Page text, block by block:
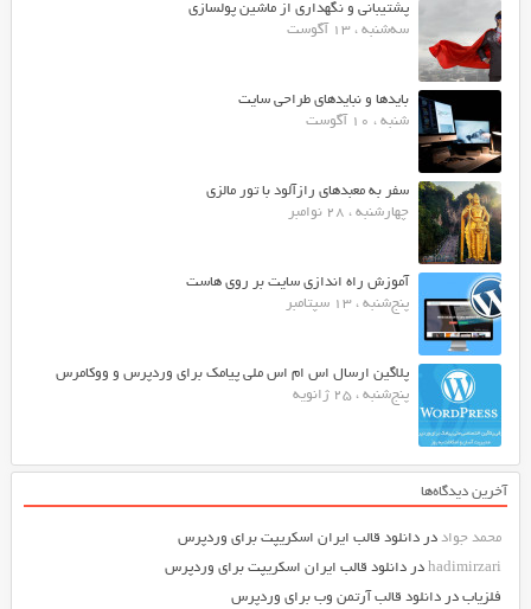
پشتیبانی و نگهداری از ماشین پولسازی
سه‌شنبه ، 13 آگوست
بایدها و نبایدهای طراحی سایت
شنبه ، 10 آگوست
سفر به معبدهای رازآلود با تور مالزی
چهارشنبه ، 28 نوامبر
آموزش راه اندازی سایت بر روی هاست
پنج‌شنبه ، 13 سپتامبر
پلاگین ارسال اس ام اس ملی پیامک برای وردپرس و ووکامرس
پنج‌شنبه ، 25 ژانویه
آخرین دیدگاه‌ها
محمد جواددر دانلود قالب ایران اسکریپت برای وردپرس
hadimirzariدر دانلود قالب ایران اسکریپت برای وردپرس
فلزیابدر دانلود قالب آرتمن وب برای وردپرس